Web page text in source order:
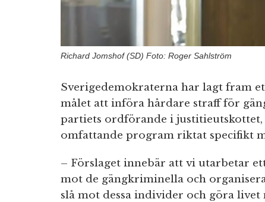
Richard Jomshof (SD) Foto: Roger Sahlström
Sverigedemokraterna har lagt fram
målet att införa hårdare straff för
partiets ordförande i
omfattande program riktat specifikt
– Förslaget innebär att vi utarbetar
mot de gängkriminella och
slå mot dessa individer och göra